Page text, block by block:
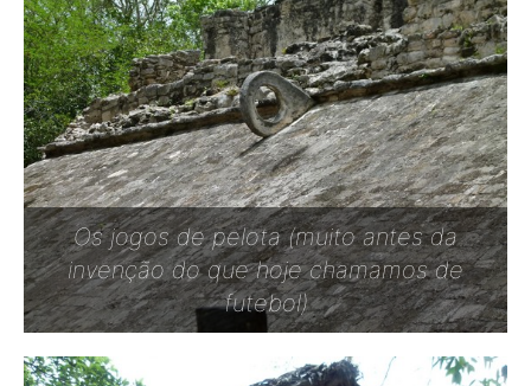
Os jogos de pelota (muito antes da
invenção do que hoje chamamos de
futebol)